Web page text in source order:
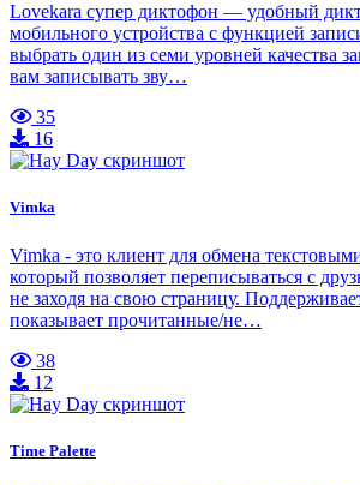
Lovekara супер диктофон — удобный
мобильного устройства с функцией
выбрать один из семи уровней качества
вам записывать зву…
35
16
Vimka
Vimka - это клиент для обмена
который позволяет переписываться с
не заходя на свою страницу.
показывает прочитанные/не…
38
12
Time Palette